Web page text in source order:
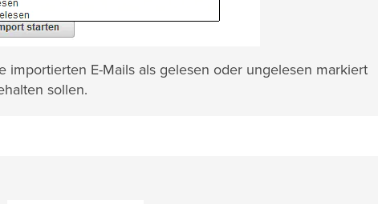
importierten E-Mails als gelesen oder ungelesen markiert
sollen.